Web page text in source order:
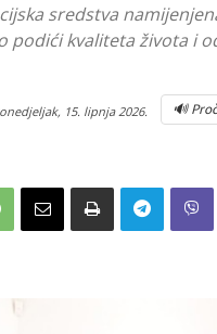
sredstva
podići kvaliteta života i
15. lipnja 2026. 🔊